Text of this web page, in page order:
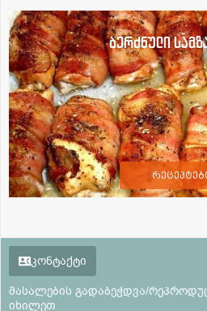
ბერძნული
კონტაქტი
მასალების გადაბეჭდვა/
იხილეთ